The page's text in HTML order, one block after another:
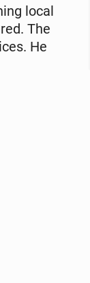
local
The
He